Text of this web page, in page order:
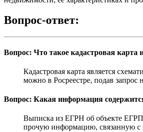
Вопрос-ответ:
Вопрос: Что такое кадастровая карта
Кадастровая карта является
можно в Росреестре, подав
Вопрос: Какая информация
Выписка из ЕГРН об объекте ЕГРП
прочую информацию, связанную с